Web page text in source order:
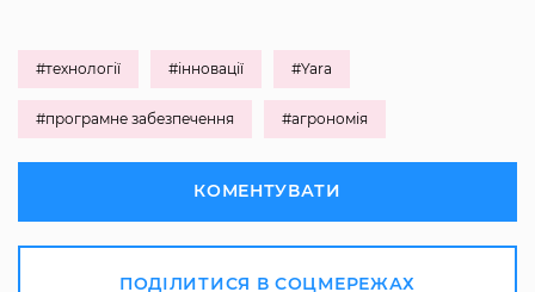
#технології #інновації #Yara
#програмне забезпечення #агрономія
КОМЕНТУВАТИ
ПОДІЛИТИСЯ В СОЦМЕРЕЖАХ